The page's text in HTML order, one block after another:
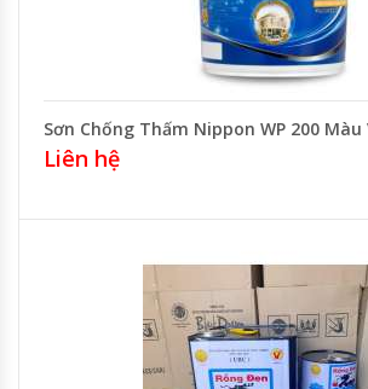
Sơn Chống Thấm Nippon WP 200 Màu
Liên hệ